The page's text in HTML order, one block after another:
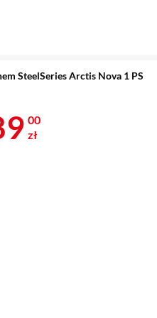
SteelSeries Arctis Nova 1 PS
189 zł
00
zł